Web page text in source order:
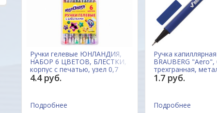
Ручки гелевые ЮНЛАНДИЯ,
НАБОР 6 ЦВЕТОВ, БЛЕСТКИ,
корпус с печатью, узел 0,7
мм, линия письма 0,5 мм,
142802 Китай
4.4 руб.
Подробнее
Ручка
BRAUBERG
трехгранная,
наконечник, линия
мм, 142253, Китай
1.7 руб.
Подробнее